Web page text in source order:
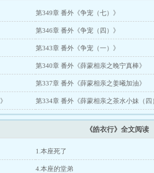
第349章 番外《争宠（七）》
第346章 番外《争宠（四）》
第343章 番外《争宠（一）》
第340章 番外《薛蒙相亲之晚宁真棒》
第337章 番外《薛蒙相亲之姜曦加油》
第334章 番外《薛蒙相亲之茶水小妹（四
《皓衣行》全文阅读
1.本座死了
4.本座的堂弟